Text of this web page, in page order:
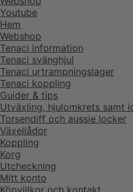
Youtube
Hem
Webshop
Tenaci information
Tenaci svänghjul
Tenaci urtrampningslager
Tenaci koppling
Guider & tips
Utväxling, hjulomkrets samt
Torsendiff och aussie locker
Växellådor
Koppling
Korg
Utcheckning
Mitt konto
Köpvillkor och kontakt